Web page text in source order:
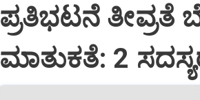
ಪ್ರತಿಭಟನೆ ತೀವ್ರತೆ
ಮಾತುಕತೆ: 2